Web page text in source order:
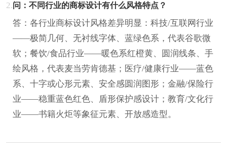
2.问：不同行业的商标设计有什么风格特点？
答：各行业商标设计风格差异明显：科技/互联网行业
——极简几何、无衬线字体、蓝绿色系，代表谷歌微
软；餐饮/食品行业——暖色系红橙黄、圆润线条、手
绘风格，代表麦当劳肯德基；医疗/健康行业——蓝色
系、十字或心形元素、安全感圆润图形；金融/保险行
业——稳重蓝色红色、盾形保护感设计；教育/文化行
业——书籍火炬等象征元素、开放感造型。